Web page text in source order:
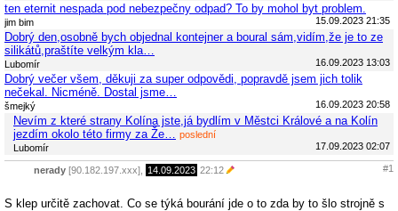
ten eternit nespada pod nebezpečny odpad? To by mohol byt problem.
jim bim 15.09.2023 21:35
Dobrý den,osobně bych objednal kontejner a boural sám,vidím,že je to ze
silikátů,praštíte velkým kla…
Lubomír 16.09.2023 13:03
Dobrý večer všem, děkuji za super odpovědi, popravdě jsem jich tolik
nečekal. Nicméně. Dostal jsme…
šmejký 16.09.2023 20:58
Nevím z které strany Kolína jste,já bydlím v Městci Králové a na Kolín
jezdím okolo této firmy za Že…
poslední
Lubomír
17.09.2023 02:07
nerady [90.182.197.xxx], 14.09.2023 22:12 #1
S klep určitě zachovat. Co se týká bourání jde o to zda by to šlo strojně s